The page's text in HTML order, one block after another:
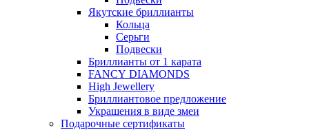
Якутские бриллианты
Кольца
Серьги
Подвески
Бриллианты от 1 карата
FANCY DIAMONDS
High Jewellery
Бриллиантовое предложение
Украшения в виде змеи
Подарочные сертификаты